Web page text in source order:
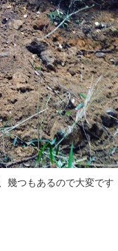
幾つもあるので大変です